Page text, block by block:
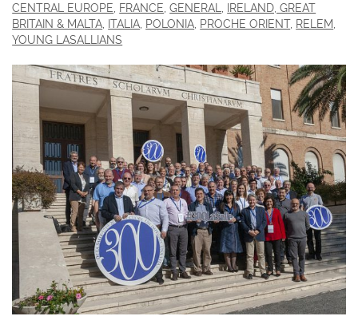
CENTRAL EUROPE
FRANCE ,GENERAL
IRELAND, GREAT
BRITAIN & MALTA
ITALIA POLONIA PROCHE ORIENT, RELEM
YOUNG LASALLIANS